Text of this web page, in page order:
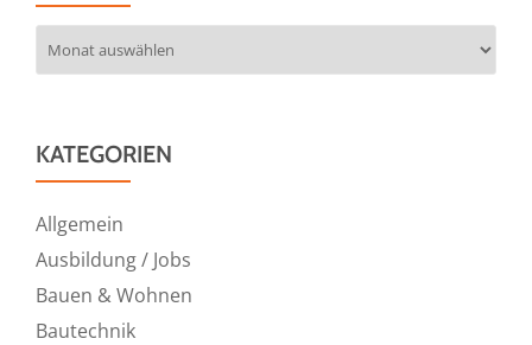
KATEGORIEN
Allgemein
Ausbildung / Jobs
Bauen & Wohnen
Bautechnik